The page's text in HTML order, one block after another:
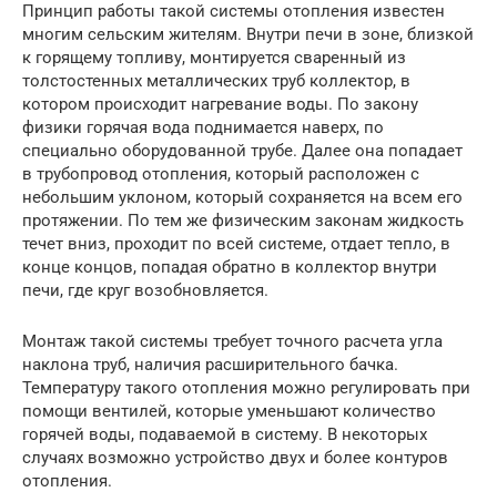
Принцип работы такой системы отопления известен
многим сельским жителям. Внутри печи в зоне, близкой
к горящему топливу, монтируется сваренный из
толстостенных металлических труб коллектор, в
котором происходит нагревание воды. По закону
физики горячая вода поднимается наверх, по
специально оборудованной трубе. Далее она попадает
в трубопровод отопления, который расположен с
небольшим уклоном, который сохраняется на всем его
протяжении. По тем же физическим законам жидкость
течет вниз, проходит по всей системе, отдает тепло, в
конце концов, попадая обратно в коллектор внутри
печи, где круг возобновляется.
Монтаж такой системы требует точного расчета угла
наклона труб, наличия расширительного бачка.
Температуру такого отопления можно регулировать при
помощи вентилей, которые уменьшают количество
горячей воды, подаваемой в систему. В некоторых
случаях возможно устройство двух и более контуров
отопления.